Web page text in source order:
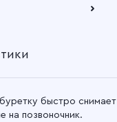
компанию на Ваш
быстро снимает
на позвоночник.